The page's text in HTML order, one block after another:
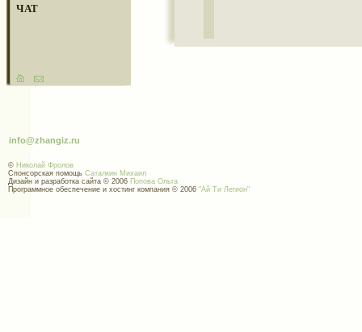
ЧАТ
info@zhangiz.ru
© Николай Фролов
Спонсорская помощь Саталкин Михаил
Дизайн и разработка сайта © 2006 Попова Ольга
Программное обеспечение и хостинг компания © 2006 "Ай Ти Легион"